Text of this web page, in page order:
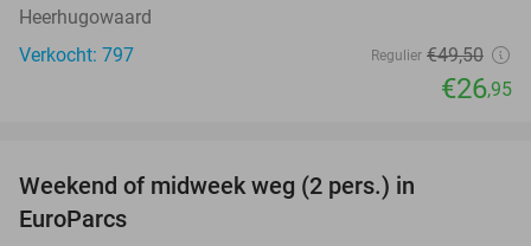
Heerhugowaard
Verkocht: 797
Regulier €49,50
€26,95
Weekend of midweek weg (2 pers.) in
EuroParcs